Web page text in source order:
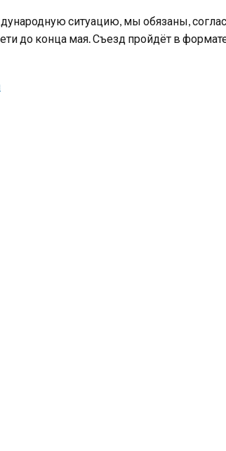
ситуацию, мы обязаны,
до конца мая. Съезд пройдёт в